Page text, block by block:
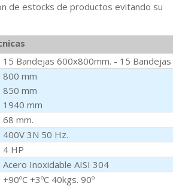
de estocks de productos evitando su
15 Bandejas 600x800mm. - 15
800 mm
850 mm
1940 mm
68 mm.
400V 3N 50 Hz.
4 HP
Acero Inoxidable AISI 304
+90ºC +3ºC 40kgs. 90º